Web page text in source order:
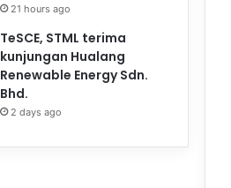
21 hours ago
TeSCE, STML terima
kunjungan Hualang
Renewable Energy Sdn.
Bhd.
2 days ago